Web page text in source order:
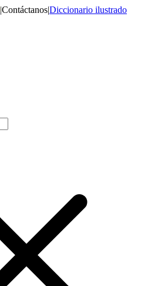
|Contáctanos|Diccionario ilustrado